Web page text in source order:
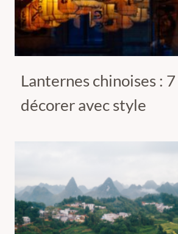
Lanternes chinoises :
décorer avec style